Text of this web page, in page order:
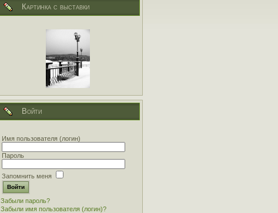
Картинка с выставки
Войти
Имя пользователя (логин)
Пароль
Запомнить меня
Забыли пароль?
Забыли имя пользователя (логин)?